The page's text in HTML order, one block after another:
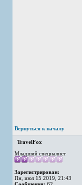
Вернуться к началу
TravelFox
Младший специалист
Зарегистрирован:
Пн, июл 15 2019, 21:43